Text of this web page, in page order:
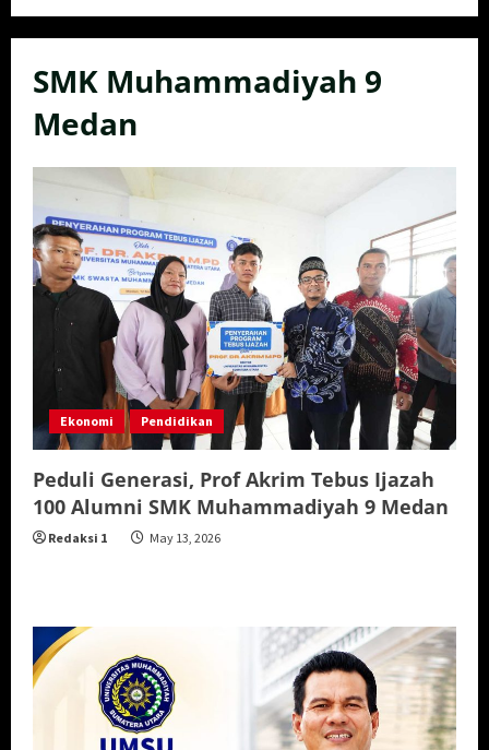
SMK Muhammadiyah 9
Medan
Ekonomi Pendidikan
Peduli Generasi, Prof Akrim Tebus Ijazah
100 Alumni SMK Muhammadiyah 9 Medan
Redaksi 1 May 13, 2026